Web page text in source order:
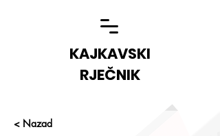
KAJKAVSKI
RJEČNIK
< Nazad